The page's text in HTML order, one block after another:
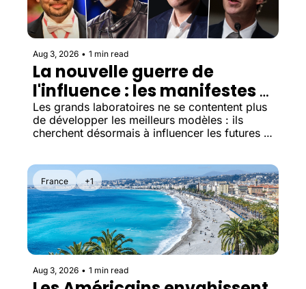
Aug 3, 2026 • 1 min read
La nouvelle guerre de
l'influence : les manifestes
sur l'IA
Les grands laboratoires ne se contentent plus
de développer les meilleurs modèles : ils
cherchent désormais à influencer les futures
France +1
Aug 3, 2026 • 1 min read